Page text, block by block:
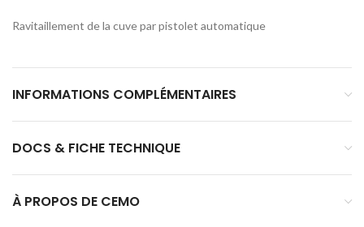
Ravitaillement de la cuve par pistolet automatique
INFORMATIONS COMPLÉMENTAIRES
DOCS & FICHE TECHNIQUE
À PROPOS DE CEMO